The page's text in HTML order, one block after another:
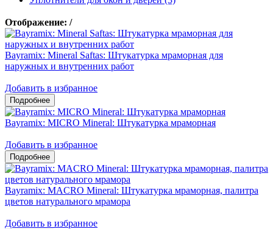
Отображение: /
Bayramix: Mineral Saftas: Штукатурка мраморная для
наружных и внутренних работ
Добавить в избранное
Bayramix: MICRO Mineral: Штукатурка мраморная
Добавить в избранное
Bayramix: MACRO Mineral: Штукатурка мраморная, палитра
цветов натурального мрамора
Добавить в избранное